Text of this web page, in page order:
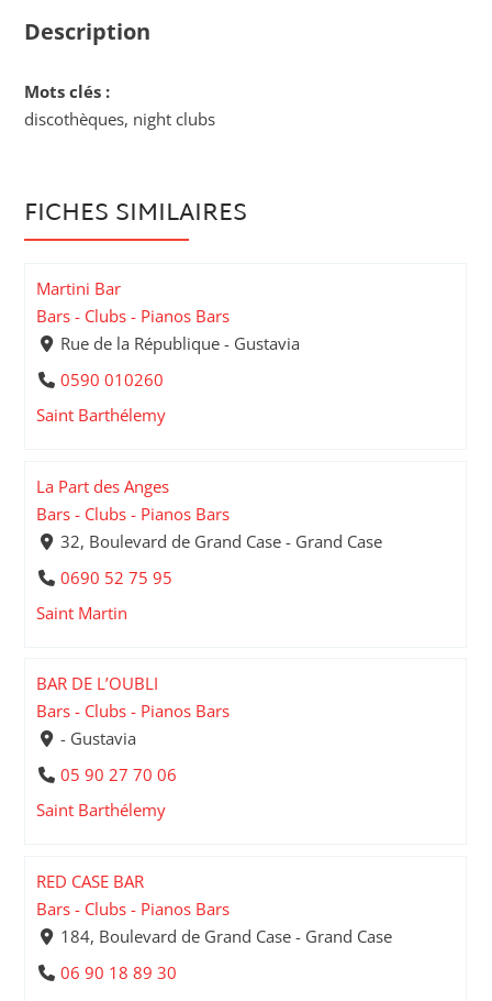
Description
Mots clés :
discothèques, night clubs
FICHES SIMILAIRES
Martini Bar
Bars - Clubs - Pianos Bars
Rue de la République - Gustavia
0590 010260
Saint Barthélemy
La Part des Anges
Bars - Clubs - Pianos Bars
32, Boulevard de Grand Case - Grand Case
0690 52 75 95
Saint Martin
BAR DE L’OUBLI
Bars - Clubs - Pianos Bars
- Gustavia
05 90 27 70 06
Saint Barthélemy
RED CASE BAR
Bars - Clubs - Pianos Bars
184, Boulevard de Grand Case - Grand Case
06 90 18 89 30